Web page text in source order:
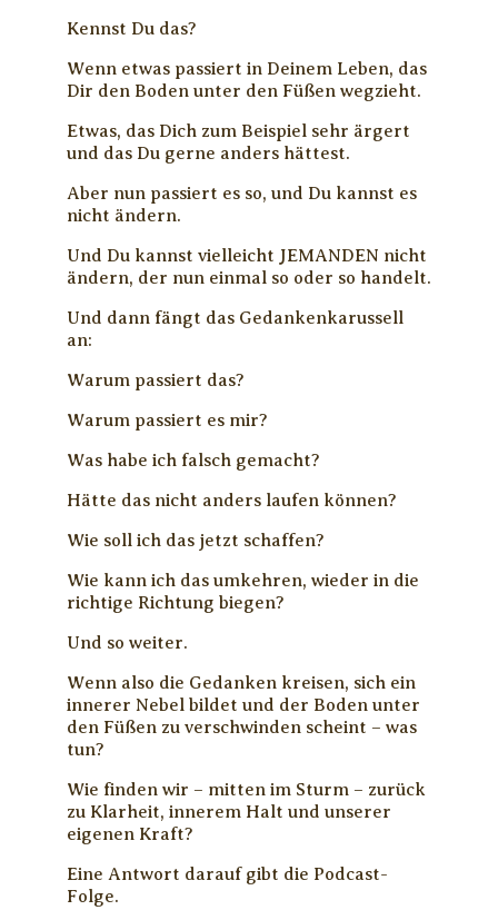
Kennst Du das?
Wenn etwas passiert in Deinem Leben, das
Dir den Boden unter den Füßen wegzieht.
Etwas, das Dich zum Beispiel sehr ärgert
und das Du gerne anders hättest.
Aber nun passiert es so, und Du kannst es
nicht ändern.
Und Du kannst vielleicht JEMANDEN nicht
ändern, der nun einmal so oder so handelt.
Und dann fängt das Gedankenkarussell
an:
Warum passiert das?
Warum passiert es mir?
Was habe ich falsch gemacht?
Hätte das nicht anders laufen können?
Wie soll ich das jetzt schaffen?
Wie kann ich das umkehren, wieder in die
richtige Richtung biegen?
Und so weiter.
Wenn also die Gedanken kreisen, sich ein
innerer Nebel bildet und der Boden unter
den Füßen zu verschwinden scheint – was
tun?
Wie finden wir – mitten im Sturm – zurück
zu Klarheit, innerem Halt und unserer
eigenen Kraft?
Eine Antwort darauf gibt die Podcast-
Folge.